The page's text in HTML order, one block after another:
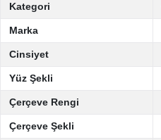
Kategori
Marka
Cinsiyet
Yüz Şekli
Çerçeve Rengi
Çerçeve Şekli